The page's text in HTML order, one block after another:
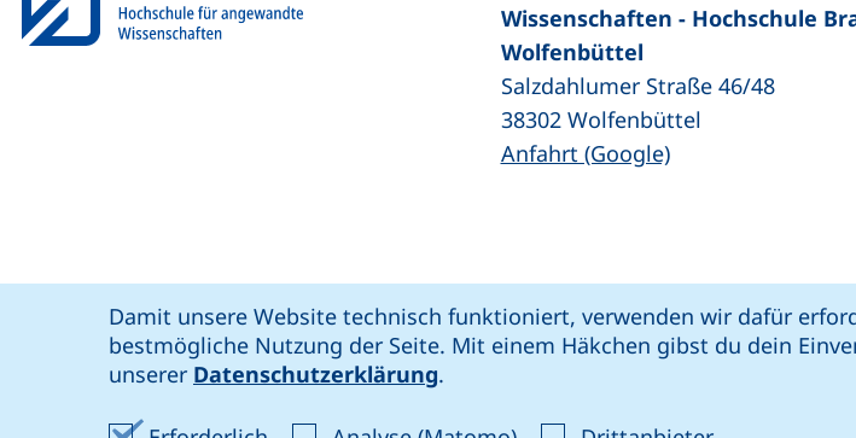
Damit unsere Website technisch funktioniert, verwenden wir dafür
bestmögliche Nutzung der Seite. Mit einem Häkchen gibst du dein
unserer Datenschutzerklärung.
Ostfalia @: soziale Medien
unsere Facebook-Seite (externer Link, öffnet neues Fenster)
unsere LinkedIn-Seite (externer Link, öffnet neues Fenster)
unsere Instagram-Seite (externer Link, öffnet neues
unsere YouTube-Seite (externer Link, öffnet neues
Wissenschaften - Hochschule
Wolfenbüttel
Salzdahlumer Straße 46/48
38302 Wolfenbüttel
Anfahrt (Google)(externer Link,
Barriere melden